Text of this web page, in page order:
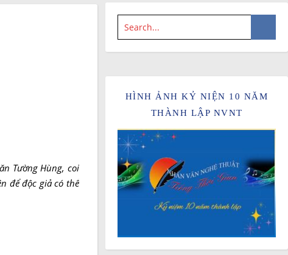
Tường Hùng, coi
để độc giả có thể
HÌNH ẢNH KỶ NIỆN 10 NĂM
THÀNH LẬP NVNT